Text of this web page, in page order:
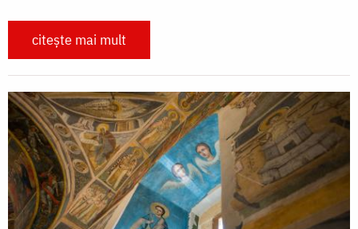
citește mai mult